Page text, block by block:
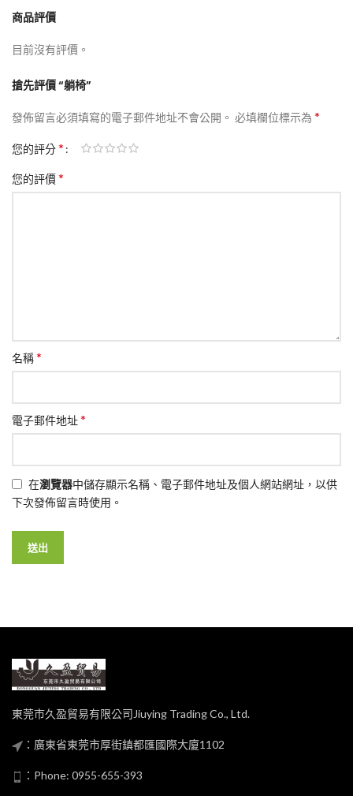
商品評價
目前沒有評價。
搶先評價 “躺椅”
發佈留言必須填寫的電子郵件地址不會公開。 必填欄位標示為 *
您的評分*
您的評價*
名稱*
電子郵件地址*
在瀏覽器中儲存顯示名稱、電子郵件地址及個人網站網址，以供
下次發佈留言時使用。
東莞市久盈貿易有限公司Jiuying Trading Co., Ltd.
：廣東省東莞市厚街鎮都匯國際大廈1102
：Phone: 0955-655-393